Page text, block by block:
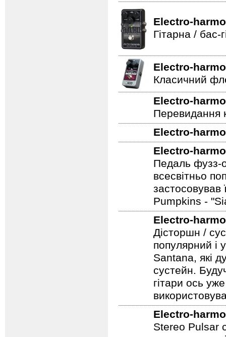
Гітарна /
Electro-
Класичний
Electro-
Перевидання
Electro-
Electro-
Педаль фузз-
всесвітньо
застосовував
Pumpkins -
Electro-
Дісторшн /
популярний і
Santana, які
сустейн.
гітари ось